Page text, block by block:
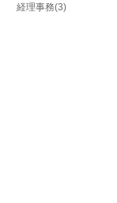
経理事務(3)